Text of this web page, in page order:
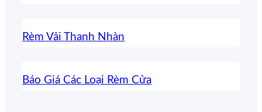
Rèm Vải Thanh Nhàn
Báo Giá Các Loại Rèm Cửa